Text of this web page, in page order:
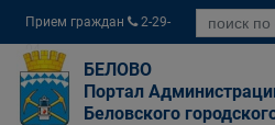
Прием граждан
2-29-
04
БЕЛОВО
Портал
Беловского